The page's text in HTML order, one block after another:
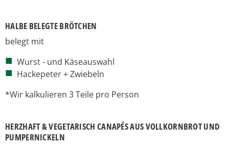
HALBE BELEGTE BRÖTCHEN
belegt mit
Wurst - und Käseauswahl
Hackepeter + Zwiebeln
*Wir kalkulieren 3 Teile pro Person
HERZHAFT & VEGETARISCH CANAPÉS AUS VOLLKORNBROT UND
PUMPERNICKELN